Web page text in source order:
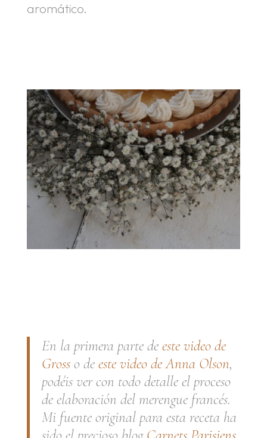
aromático.
En la primera parte de este video de
Grosso de este video de Anna Olson,
podéis ver con todo detalle el proceso
de elaboración del merengue francés.
Mi fuente original para esta receta ha